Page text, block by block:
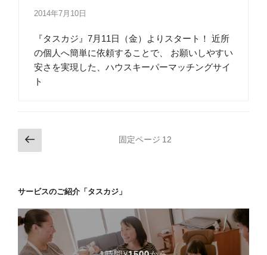
2014年7月10日
『タスカジ』7月11日（金）よりスタート！ 近所
の個人へ簡単に依頼することで、 お願いしやすい
安さを実現した、ハウスキーパーマッチングサイ
ト
投
稿
ペ
ジ
送
前
の
ジ
固定ページ 12
サービスのご紹介「タスカジ」